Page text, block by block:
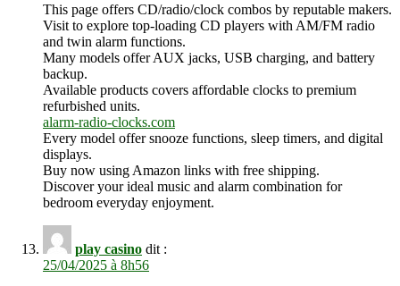
This page offers CD/radio/clock combos by reputable makers.
Visit to explore top-loading CD players with AM/FM radio
and twin alarm functions.
Many models offer AUX jacks, USB charging, and battery
backup.
Available products covers affordable clocks to premium
refurbished units.
alarm-radio-clocks.com
Every model offer snooze functions, sleep timers, and digital
displays.
Buy now using Amazon links with free shipping.
Discover your ideal music and alarm combination for
bedroom everyday enjoyment.
play casino dit :
25/04/2025 à 8h56